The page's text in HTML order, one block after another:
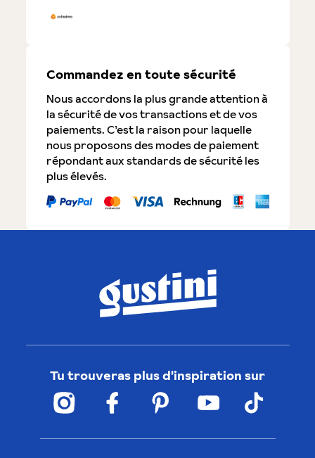
Commandez en toute sécurité
Nous accordons la plus grande attention à
la sécurité de vos transactions et de vos
paiements. C’est la raison pour laquelle
nous proposons des modes de paiement
répondant aux standards de sécurité les
plus élevés.
Tu trouveras plus d'inspiration sur